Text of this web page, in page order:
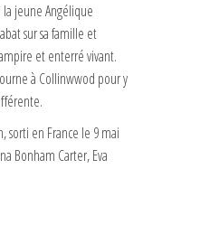
la jeune Angélique
sur sa famille et
et enterré vivant.
à Collinwwod pour y
sorti en France le 9 mai
Bonham Carter, Eva